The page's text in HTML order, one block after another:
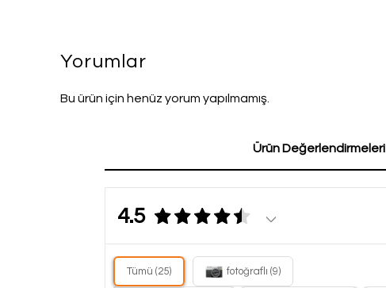
Yorumlar
Bu ürün için henüz yorum yapılmamış.
Ürün Değerlendirmeleri
4.5
Tümü (25) fotoğraflı (9)